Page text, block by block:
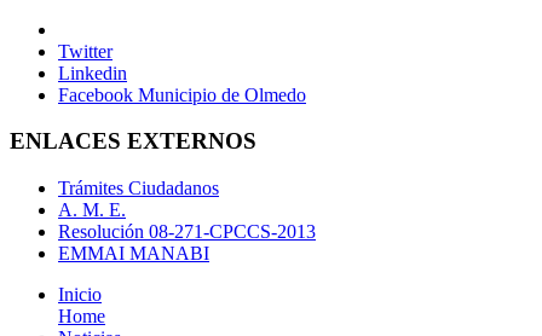
Twitter
Linkedin
Facebook Municipio de Olmedo
ENLACES EXTERNOS
Trámites Ciudadanos
A. M. E.
Resolución 08-271-CPCCS-2013
EMMAI MANABI
Inicio
Home